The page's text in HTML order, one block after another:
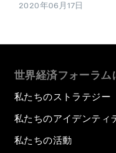
2020年06月17日
世界経済フォーラム
私たちのストラテジー
私たちのアイデンティ
私たちの活動